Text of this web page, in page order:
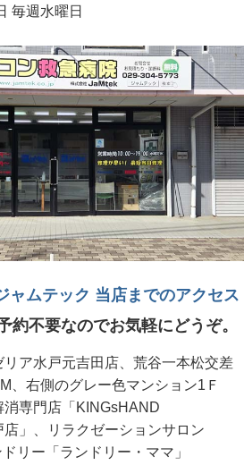
毎週水曜日
ャムテック 当店までのアクセス
約不要なのでお気軽にどうぞ。
ア水戸元吉田店、荒谷一本松交差
、右側のグレー色マンション1Ｆ
専門店「KINGsHAND
」、リラクゼーションサロン
リー「ランドリー・ママ」